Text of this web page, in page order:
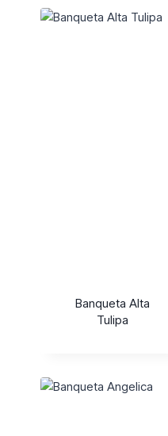
Banqueta Alta
Tulipa